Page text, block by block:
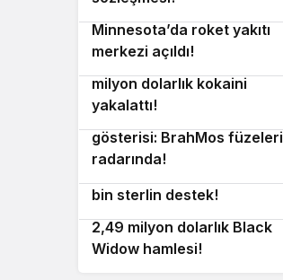
testlerinde yeni tesis:
Minnesota’da roket yakıtı
merkezi açıldı!
7
Karayip Denizi’nde otonom
devrim: Dron tekneler 81
milyon dolarlık kokaini
yakalattı!
8
Tayland’dan denizlerde güç
gösterisi: BrahMos füzeleri
radarında!
9
İngiltere’den güvenlik
bin sterlin destek!
10
ABD Hava Kuvvetleri’nden
2,49 milyon dolarlık Black
Widow hamlesi!